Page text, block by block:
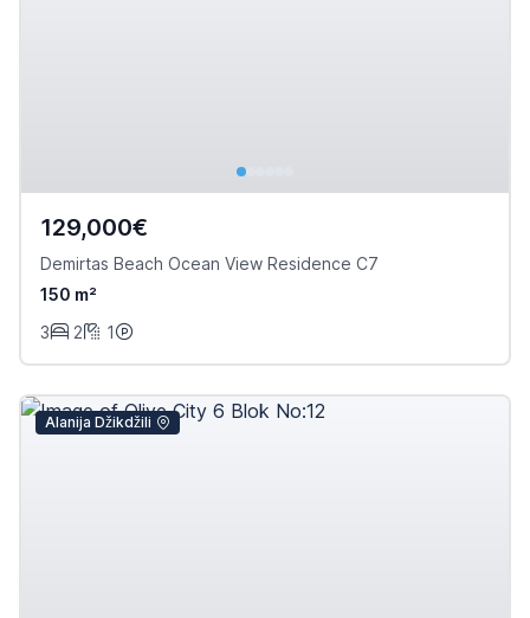
129,000€
Demirtas Beach Ocean View Residence C7
150 m²
3
2 1
Alanija Džikdžili